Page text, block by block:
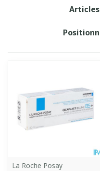
Articles
Trier par:
La Roche Posay